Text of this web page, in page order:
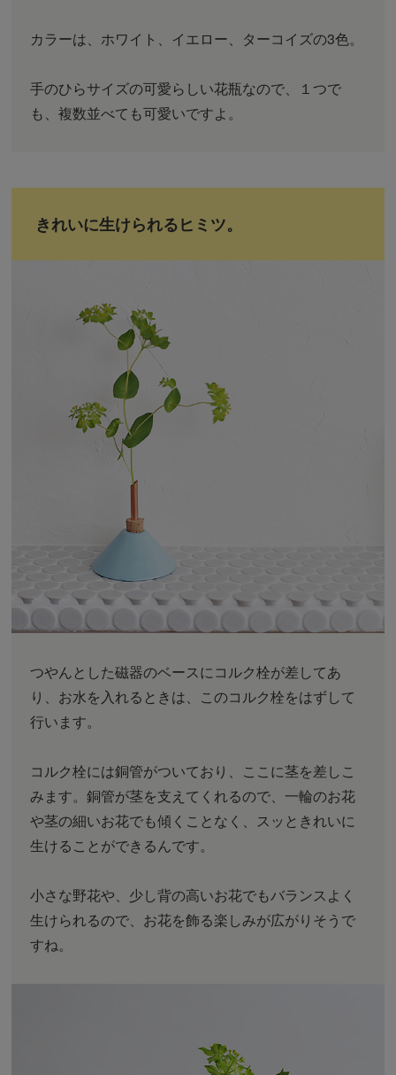
カラーは、ホワイト、イエロー、ターコイズの3色。
手のひらサイズの可愛らしい花瓶なので、１つで
も、複数並べても可愛いですよ。
きれいに生けられるヒミツ。
つやんとした磁器のベースにコルク栓が差してあ
り、お水を入れるときは、このコルク栓をはずして
行います。
コルク栓には銅管がついており、ここに茎を差しこ
みます。銅管が茎を支えてくれるので、一輪のお花
や茎の細いお花でも傾くことなく、スッときれいに
生けることができるんです。
小さな野花や、少し背の高いお花でもバランスよく
生けられるので、お花を飾る楽しみが広がりそうで
すね。